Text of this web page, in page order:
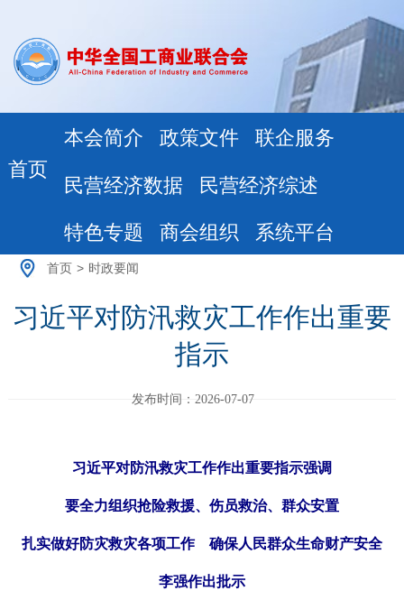
首页
本会简介 政策文件 联企服务
民营经济数据 民营经济综述
特色专题 商会组织 系统平台
首页 > 时政要闻
习近平对防汛救灾工作作出重要
指示
发布时间：2026-07-07
习近平对防汛救灾工作作出重要指示强调
要全力组织抢险救援、伤员救治、群众安置
扎实做好防灾救灾各项工作 确保人民群众生命财产安全
李强作出批示